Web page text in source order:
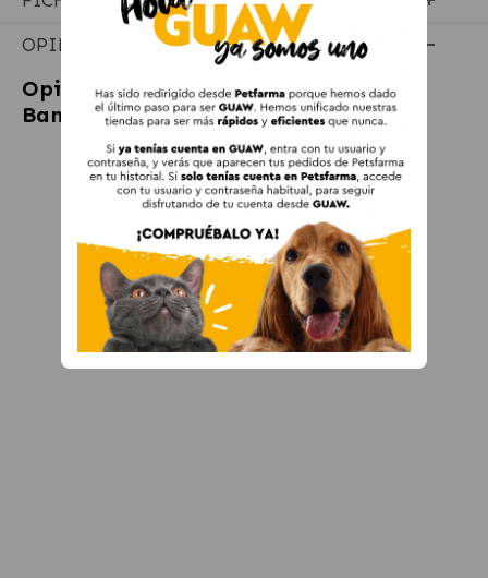
OPINIONES
Opiniones sobreZolux Eco Sprint 20
Bandeja Arenero para Gatos